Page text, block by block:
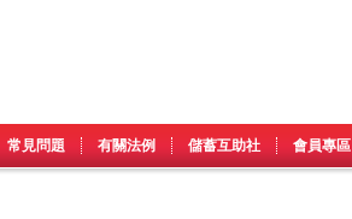
常見問題 有關法例 儲蓄互助社 會員專區